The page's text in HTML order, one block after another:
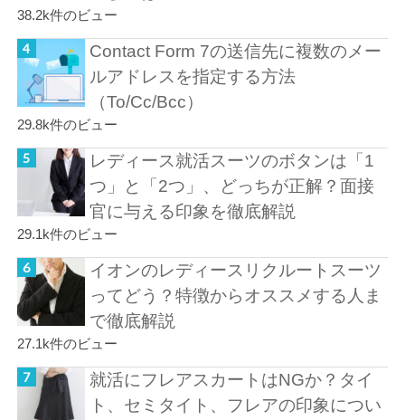
38.2k件のビュー
Contact Form 7の送信先に複数のメー
ルアドレスを指定する方法
（To/Cc/Bcc）
29.8k件のビュー
レディース就活スーツのボタンは「1
つ」と「2つ」、どっちが正解？面接
官に与える印象を徹底解説
29.1k件のビュー
イオンのレディースリクルートスーツ
ってどう？特徴からオススメする人ま
で徹底解説
27.1k件のビュー
就活にフレアスカートはNGか？タイ
ト、セミタイト、フレアの印象につい